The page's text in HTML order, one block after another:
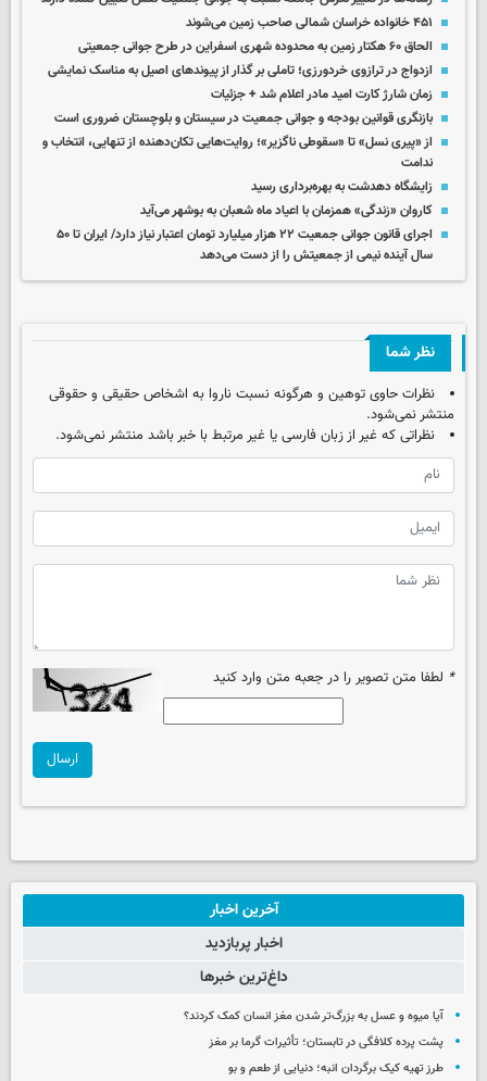
۴۵۱ خانواده خراسان‌ شمالی صاحب زمین می‌شوند
الحاق ۶۰ هکتار زمین به محدوده شهری اسفراین در طرح‌ جوانی جمعیتی
ازدواج در ترازوی خردورزی؛ تاملی بر گذار از پیوندهای اصیل به مناسک نمایشی
زمان شارژ کارت امید مادر اعلام شد + جزئیات
بازنگری قوانین بودجه و جوانی جمعیت در سیستان و بلوچستان ضروری است
از «پیری نسل» تا «سقوطی ناگزیر»؛ روایت‌هایی تکان‌دهنده از تنهایی، انتخاب و
ندامت
زایشگاه دهدشت به بهره‌برداری رسید
کاروان «زندگی» همزمان با اعیاد ماه شعبان به بوشهر می‌آید
اجرای قانون جوانی جمعیت ۲۲ هزار میلیارد تومان اعتبار نیاز دارد/ ایران تا ۵۰
سال آینده نیمی از جمعیتش را از دست می‌دهد
نظر شما
نظرات حاوی توهین و هرگونه نسبت ناروا به اشخاص حقیقی و حقوقی
منتشر نمی‌شود.
نظراتی که غیر از زبان فارسی یا غیر مرتبط با خبر باشد منتشر نمی‌شود.
* لطفا متن تصویر را در جعبه متن وارد کنید
ارسال
آخرین اخبار
اخبار پربازدید
داغ‌ترین خبرها
آیا میوه و عسل به بزرگ‌تر شدن مغز انسان کمک کردند؟
پشت پرده کلافگی در تابستان؛ تأثیرات گرما بر مغز
طرز تهیه کیک برگردان انبه؛ دنیایی از طعم و بو